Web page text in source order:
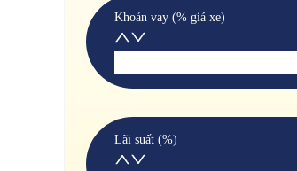
Khoản vay (% giá xe)
Lãi suất (%)